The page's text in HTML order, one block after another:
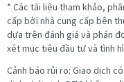
* Các tài liệu tham khảo,
cấp bởi nhà cung cấp bên
dựa trên đánh giá và phán
xét mục tiêu đầu tư và tình
Cảnh báo rủi ro: Giao dịch